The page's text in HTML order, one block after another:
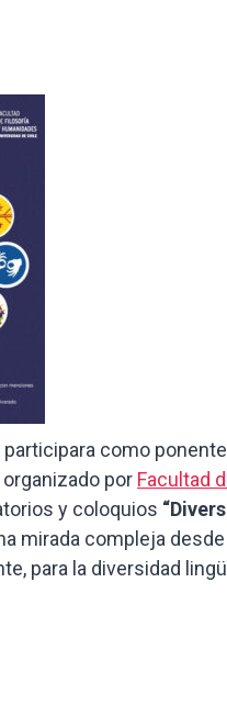
como
organizado por Facultad
y coloquios
mirada compleja
para la diversidad